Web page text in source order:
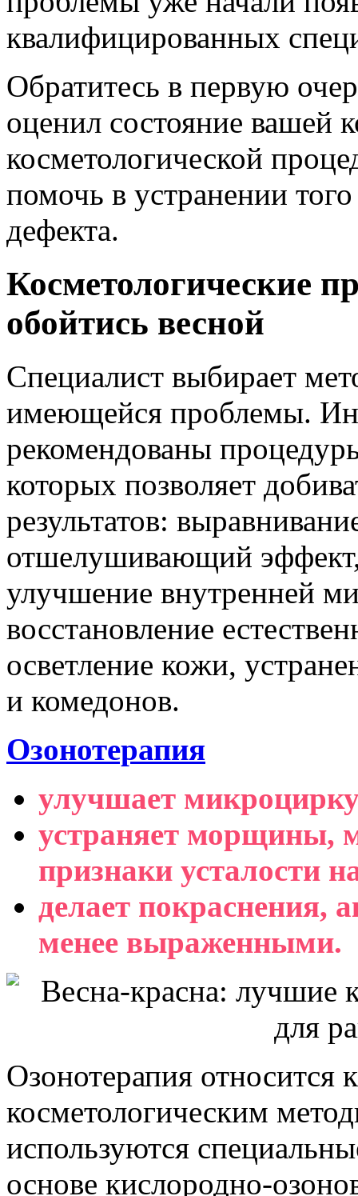
квалифицированных
Обратитесь в первую
оценил состояние вашей
косметологической
помочь в устранении
дефекта.
Косметологические
обойтись весной
Специалист выбирает
имеющейся проблемы.
рекомендованы
которых позволяет
результатов:
отшелушивающий
улучшение внутренней
восстановление
осветление кожи,
и комедонов.
Озонотерапия
улучшает
устраняет морщины,
признаки усталости
делает покраснения,
менее выраженными.
Озонотерапия
косметологическим
используются
основе кислородно-